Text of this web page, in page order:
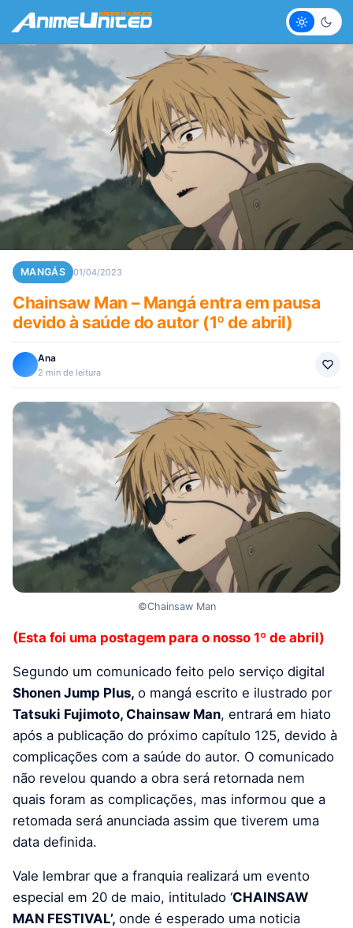
Claro
MANGÁS 01/04/2023
Chainsaw Man – Mangá entra em pausa
devido à saúde do autor (1º de abril)
Ana
2 min de leitura
©Chainsaw Man
(Esta foi uma postagem para o nosso 1º de abril)
Segundo um comunicado feito pelo serviço digital
Shonen Jump Plus, o mangá escrito e ilustrado por
Tatsuki Fujimoto, Chainsaw Man, entrará em hiato
após a publicação do próximo capítulo 125, devido à
complicações com a saúde do autor. O comunicado
não revelou quando a obra será retornada nem
quais foram as complicações, mas informou que a
retomada será anunciada assim que tiverem uma
data definida.
Vale lembrar que a franquia realizará um evento
especial em 20 de maio, intitulado ‘CHAINSAW
MAN FESTIVAL’, onde é esperado uma noticia